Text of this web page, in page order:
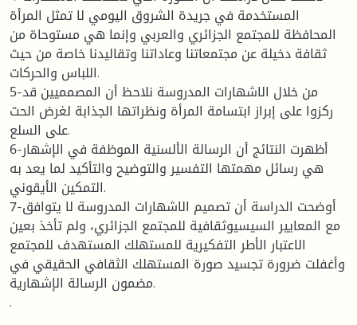
المستخدمة في جريدة الشروق اليومي لا تمثل المرأة
المحافظة للمجتمع الجزائري والعربي وإنما هي مستوحاة من
ثقافة دخيلة عن مجتمعاتنا وعاداتنا وتقاليدنا خاصة من حيث
اللباس والحركات.
5-من خلال الاشهارات المدروسة نلاحظ أن المصمميين قد
ركزوا على إبراز ابتسامة المرأة ونظراتها الجذابة لغرض الحث
على السلع.
6-أظهرت النتائج أن الرسالة الألسنية الموظفة في الإشهار
هي رسائل مهمتها التفسير والتوضيح والتأكيد لما يعد به
التمكين الأيقوني.
7-أوضحت الدراسة أن تصميم الاشهارات المدروسة لا يتوافق
مع المعايير السيسيوثقافية للمجتمع الجزائري، ولم تأخذ بعين
الاعتبار الأطر التفكيرية للمستهلك المستهدف للمجتمع
وأغفلت ضرورة تجسيد صورة المستهلك الثقافي الحقيقي في
مضمون الرسالة الإشهارية.
.